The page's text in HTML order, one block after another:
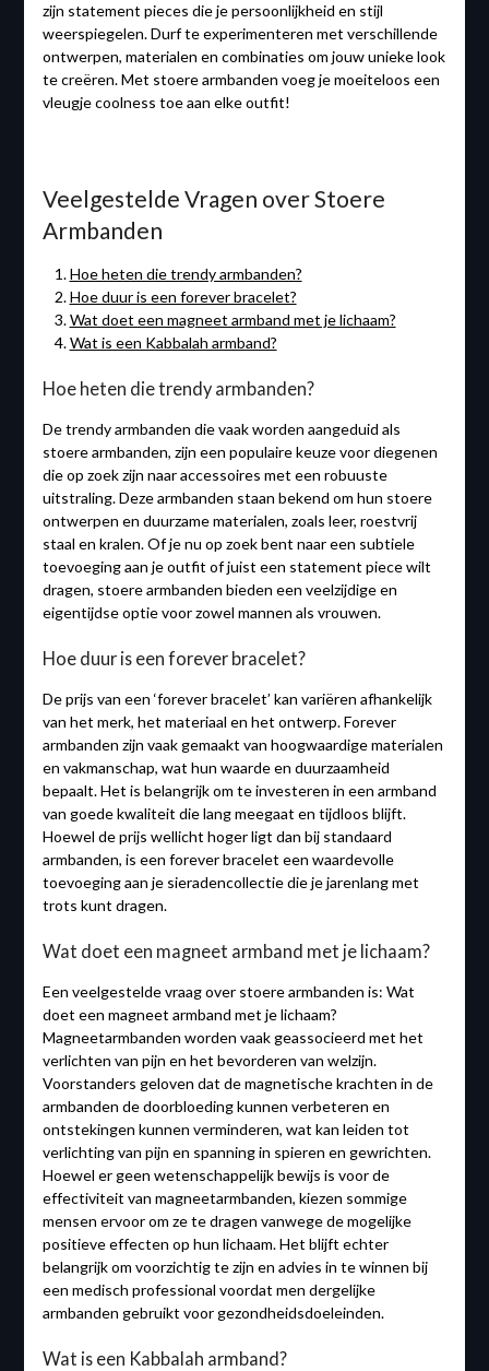
zijn statement pieces die je persoonlijkheid en stijl
weerspiegelen. Durf te experimenteren met verschillende
ontwerpen, materialen en combinaties om jouw unieke look
te creëren. Met stoere armbanden voeg je moeiteloos een
vleugje coolness toe aan elke outfit!
Veelgestelde Vragen over Stoere
Armbanden
Hoe heten die trendy armbanden?
Hoe duur is een forever bracelet?
Wat doet een magneet armband met je lichaam?
Wat is een Kabbalah armband?
Hoe heten die trendy armbanden?
De trendy armbanden die vaak worden aangeduid als
stoere armbanden, zijn een populaire keuze voor diegenen
die op zoek zijn naar accessoires met een robuuste
uitstraling. Deze armbanden staan bekend om hun stoere
ontwerpen en duurzame materialen, zoals leer, roestvrij
staal en kralen. Of je nu op zoek bent naar een subtiele
toevoeging aan je outfit of juist een statement piece wilt
dragen, stoere armbanden bieden een veelzijdige en
eigentijdse optie voor zowel mannen als vrouwen.
Hoe duur is een forever bracelet?
De prijs van een ‘forever bracelet’ kan variëren afhankelijk
van het merk, het materiaal en het ontwerp. Forever
armbanden zijn vaak gemaakt van hoogwaardige materialen
en vakmanschap, wat hun waarde en duurzaamheid
bepaalt. Het is belangrijk om te investeren in een armband
van goede kwaliteit die lang meegaat en tijdloos blijft.
Hoewel de prijs wellicht hoger ligt dan bij standaard
armbanden, is een forever bracelet een waardevolle
toevoeging aan je sieradencollectie die je jarenlang met
trots kunt dragen.
Wat doet een magneet armband met je lichaam?
Een veelgestelde vraag over stoere armbanden is: Wat
doet een magneet armband met je lichaam?
Magneetarmbanden worden vaak geassocieerd met het
verlichten van pijn en het bevorderen van welzijn.
Voorstanders geloven dat de magnetische krachten in de
armbanden de doorbloeding kunnen verbeteren en
ontstekingen kunnen verminderen, wat kan leiden tot
verlichting van pijn en spanning in spieren en gewrichten.
Hoewel er geen wetenschappelijk bewijs is voor de
effectiviteit van magneetarmbanden, kiezen sommige
mensen ervoor om ze te dragen vanwege de mogelijke
positieve effecten op hun lichaam. Het blijft echter
belangrijk om voorzichtig te zijn en advies in te winnen bij
een medisch professional voordat men dergelijke
armbanden gebruikt voor gezondheidsdoeleinden.
Wat is een Kabbalah armband?